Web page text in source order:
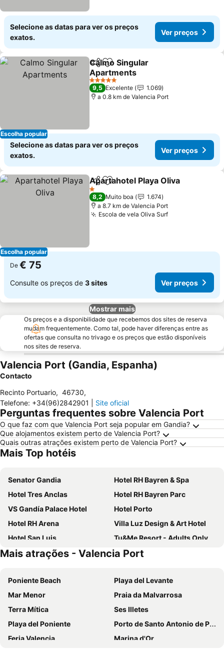
Selecione as datas para ver os preços
exatos.
Ver preços
Escolha popular
PartilharAdicionar aos favoritos
Calmo Singular
Apartments
Ver preços
5 Estrelas
9,5 Excelente
1.069
a 0.8 km de Valencia Port
Selecione as datas para ver os preços
exatos.
Ver preços
Escolha popular
PartilharAdicionar aos favoritos
Apartahotel Playa Oliva
1 Estrelas
8,2 Muito boa
1.674
a 8.7 km de Valencia Port
Escola de vela Oliva SurfVer preços
De € 75
Consulte os preços de 3 sites Ver preços
Mostrar mais
Os preços e a disponibilidade que recebemos dos sites de reserva
mudam frequentemente. Como tal, pode haver diferenças entre as
ofertas que consulta no trivago e os preços que estão disponíveis
nos sites de reserva.
Valencia Port (Gandia, Espanha)
Contacto
Recinto Portuario, 46730,
Telefone: +34(96)2842901 Site oficial
Perguntas frequentes sobre Valencia Port
O que faz com que Valencia Port seja popular em Gandia?
Que alojamentos existem perto de Valencia Port?
Quais outras atrações existem perto de Valencia Port?
Mais Top hotéis
Senator Gandia
Hotel RH Bayren & Spa
Hotel Tres Anclas
Hotel RH Bayren Parc
VS Gandía Palace Hotel
Hotel Porto
Hotel RH Arena
Villa Luz Design & Art Hotel
Hotel San Luis
Tu&Me Resort - Adults Only
Hotel Los Robles
Hotel Safari
Gandia Playa
Hotel RH Gijón & Spa
Hotel Cibeles Playa
Complejo Bellavista Residencial
Hotel Indigo Gandia - Beach By Ihg
Hugo Beach Hotel
Hotel Albatros
Don Pablo
Hotel Azahar
Hotel Biarritz
Mais atrações - Valencia Port
Poniente Beach
Playa del Levante
Mar Menor
Praia da Malvarrosa
Terra Mítica
Ses Illetes
Playa del Poniente
Porto de Santo Antonio de Portmany
Feria Valencia
Marina d'Or